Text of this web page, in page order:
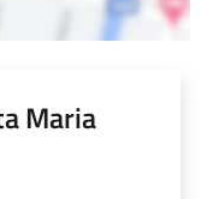
Maria